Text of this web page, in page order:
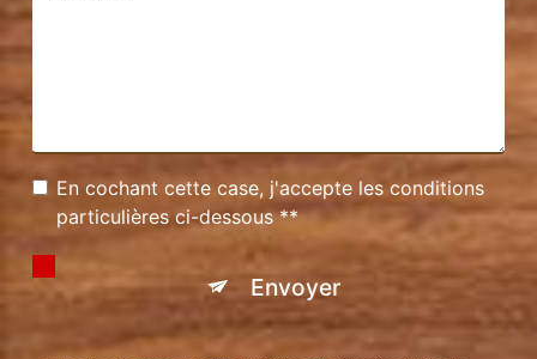
En cochant cette case, j'accepte les conditions
particulières ci-dessous **
Envoyer